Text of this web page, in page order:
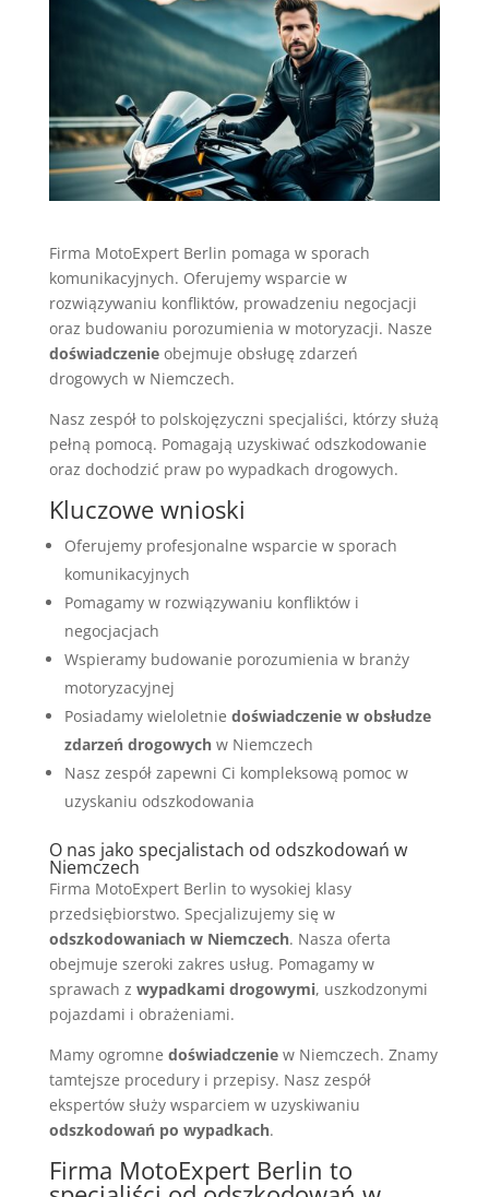
Firma MotoExpert Berlin pomaga w sporach
komunikacyjnych. Oferujemy wsparcie w
rozwiązywaniu konfliktów, prowadzeniu negocjacji
oraz budowaniu porozumienia w motoryzacji. Nasze
doświadczenieobejmuje obsługę zdarzeń
drogowych w Niemczech.
Nasz zespół to polskojęzyczni specjaliści, którzy służą
pełną pomocą. Pomagają uzyskiwać odszkodowanie
oraz dochodzić praw po wypadkach drogowych.
Kluczowe wnioski
Oferujemy profesjonalne wsparcie w sporach
komunikacyjnych
Pomagamy w rozwiązywaniu konfliktów i
negocjacjach
Wspieramy budowanie porozumienia w branży
motoryzacyjnej
Posiadamy wieloletnie doświadczenie w obsłudze
zdarzeń drogowychw Niemczech
Nasz zespół zapewni Ci kompleksową pomoc w
uzyskaniu odszkodowania
O nas jako specjalistach od odszkodowań w
Niemczech
Firma MotoExpert Berlin to wysokiej klasy
przedsiębiorstwo. Specjalizujemy się w
odszkodowaniach w Niemczech. Nasza oferta
obejmuje szeroki zakres usług. Pomagamy w
sprawach z wypadkami drogowymi, uszkodzonymi
pojazdami i obrażeniami.
Mamy ogromne doświadczeniew Niemczech. Znamy
tamtejsze procedury i przepisy. Nasz zespół
ekspertów służy wsparciem w uzyskiwaniu
odszkodowań po wypadkach.
Firma MotoExpert Berlin to